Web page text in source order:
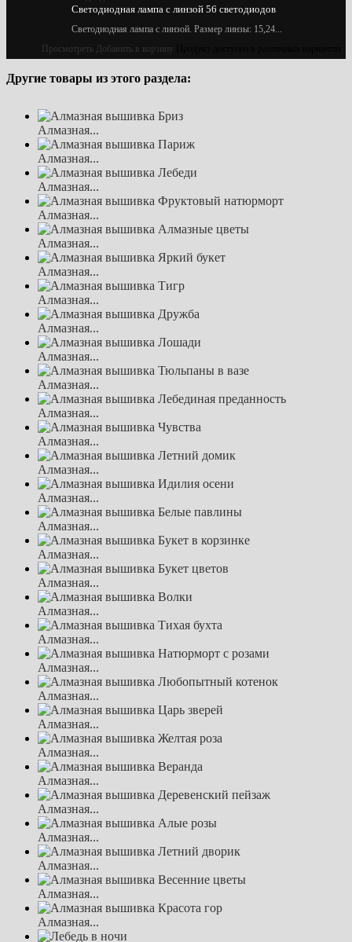
Светодиодная лампа с линзой 56 светодиодов
Светодиодная лампа с линзой. Размер линзы: 15,24...
Просмотреть Добавить в корзину
Другие товары из этого раздела:
Алмазная...
Алмазная...
Алмазная...
Алмазная...
Алмазная...
Алмазная...
Алмазная...
Алмазная...
Алмазная...
Алмазная...
Алмазная...
Алмазная...
Алмазная...
Алмазная...
Алмазная...
Алмазная...
Алмазная...
Алмазная...
Алмазная...
Алмазная...
Алмазная...
Алмазная...
Алмазная...
Алмазная...
Алмазная...
Алмазная...
Алмазная...
Алмазная...
Алмазная...